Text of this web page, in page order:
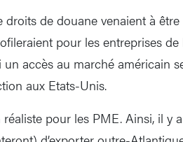
de douane venaient à
pour les entreprises
accès au marché américain
aux Etats-Unis.
pour les PME. Ainsi, il y